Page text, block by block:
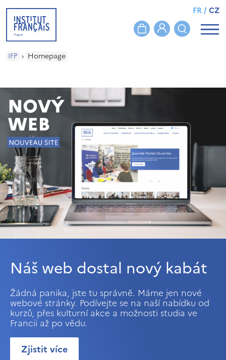
FR/CZ
IFP › Homepage
Náš web dostal nový kabát
Žádná panika, jste tu správně. Máme jen nové
webové stránky. Podívejte se na naší nabídku od
kurzů, přes kulturní akce a možnosti studia ve
Francii až po vědu.
Zjistit více